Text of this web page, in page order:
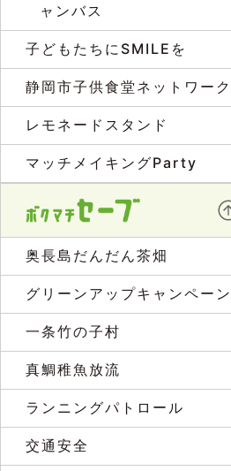
ャンバス
子どもたちにSMILEを
静岡市子供食堂ネットワーク
レモネードスタンド
マッチメイキングParty
奥長島だんだん茶畑
グリーンアップキャンペーン
一条竹の子村
真鯛稚魚放流
ランニングパトロール
交通安全